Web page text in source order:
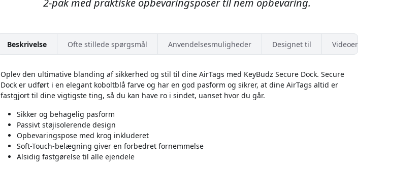
2-pak med praktiske opbevaringsposer til nem opbevaring.
Beskrivelse Ofte stillede spørgsmål Anvendelsesmuligheder Designet til Videoer
Oplev den ultimative blanding af sikkerhed og stil til dine AirTags med KeyBudz Secure Dock. Secure
Dock er udført i en elegant koboltblå farve og har en god pasform og sikrer, at dine AirTags altid er
fastgjort til dine vigtigste ting, så du kan have ro i sindet, uanset hvor du går.
Sikker og behagelig pasform
Passivt støjisolerende design
Opbevaringspose med krog inkluderet
Soft-Touch-belægning giver en forbedret fornemmelse
Alsidig fastgørelse til alle ejendele